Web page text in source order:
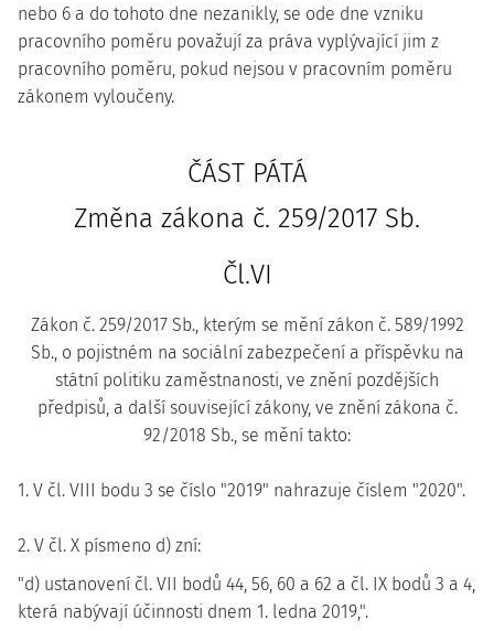
nebo 6 a do tohoto dne nezanikly, se ode dne vzniku
pracovního poměru považují za práva vyplývající jim z
pracovního poměru, pokud nejsou v pracovním poměru
zákonem vyloučeny.
ČÁST PÁTÁ
Změna zákona č. 259/2017 Sb.
Čl.VI
Zákon č. 259/2017 Sb., kterým se mění zákon č. 589/1992
Sb., o pojistném na sociální zabezpečení a příspěvku na
státní politiku zaměstnanosti, ve znění pozdějších
předpisů, a další související zákony, ve znění zákona č.
92/2018 Sb., se mění takto:
1. V čl. VIII bodu 3 se číslo "2019" nahrazuje číslem "2020".
2. V čl. X písmeno d) zní:
"d) ustanovení čl. VII bodů 44, 56, 60 a 62 a čl. IX bodů 3 a 4,
která nabývají účinnosti dnem 1. ledna 2019,".